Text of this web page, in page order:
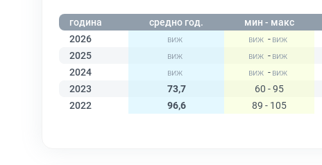
година средно год. мин - макс
2026
-
2025
-
2024
-
2023
73,7 60 - 95
2022
96,6 89 - 105